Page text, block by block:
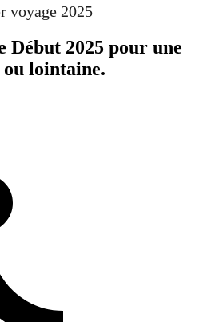
voyage 2025
Début 2025 pour une
lointaine.